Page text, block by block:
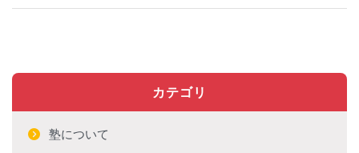
カテゴリ
塾について